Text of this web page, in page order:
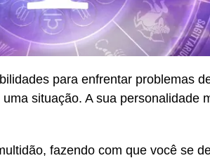
para enfrentar problemas
situação. A sua personalidade
fazendo com que você se